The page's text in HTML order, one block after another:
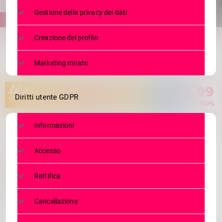
share
email
Gestione della privacy dei dati
Creazione del profilo
Marketing mirato
Diritti utente GDPR
Informazioni
Accesso
Rettifica
Cancellazione